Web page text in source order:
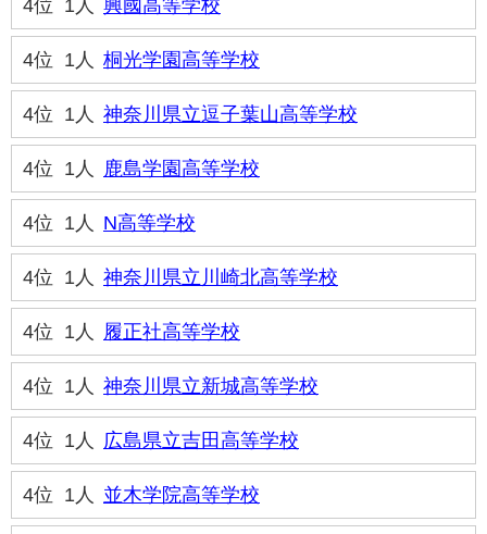
4位 1人 興國高等学校
4位 1人 桐光学園高等学校
4位 1人 神奈川県立逗子葉山高等学校
4位 1人 鹿島学園高等学校
4位 1人 N高等学校
4位 1人 神奈川県立川崎北高等学校
4位 1人 履正社高等学校
4位 1人 神奈川県立新城高等学校
4位 1人 広島県立吉田高等学校
4位 1人 並木学院高等学校